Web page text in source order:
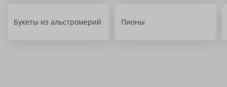
Букеты из альстромерий Пионы